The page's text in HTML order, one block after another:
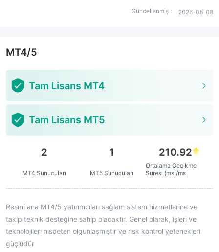
Güncellenmiş： 2026-08-08
MT4/5
Tam Lisans MT4
Tam Lisans MT5
2
MT4 Sunucuları
1
MT5 Sunucuları
210.92
Ortalama Gecikme
Süresi (ms)/ms
Resmi ana MT4/5 yatırımcıları sağlam sistem hizmetlerine ve
takip teknik desteğine sahip olacaktır. Genel olarak, işleri ve
teknolojileri nispeten olgunlaşmıştır ve risk kontrol yetenekleri
güçlüdür